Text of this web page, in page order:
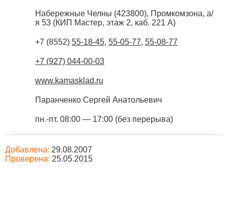
Набережные Челны (423800), Промкомзона, а/
я 53 (КИП Мастер, этаж 2, каб. 221 А)
+7 (8552) 55-18-45, 55-05-77, 55-08-77
+7 (927) 044-00-03
www.kamasklad.ru
Паранченко Сергей Анатольевич
пн.-пт. 08:00 — 17:00 (без перерыва)
Добавлена: 29.08.2007
Проверена: 25.05.2015